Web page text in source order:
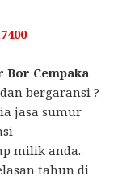
Bor Cempaka
bergaransi ?
jasa sumur
milik anda.
tahun di